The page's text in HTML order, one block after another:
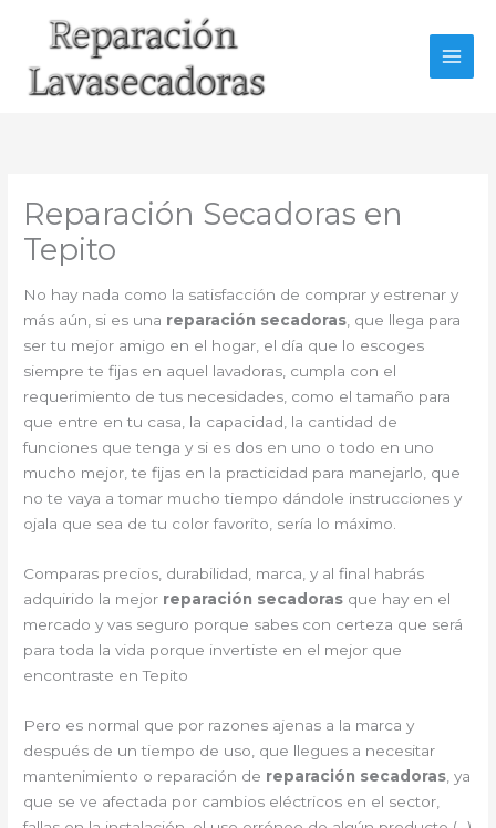
Reparación Secadoras en
Tepito
No hay nada como la satisfacción de comprar y estrenar y
más aún, si es una reparación secadoras, que llega para
ser tu mejor amigo en el hogar, el día que lo escoges
siempre te fijas en aquel lavadoras, cumpla con el
requerimiento de tus necesidades, como el tamaño para
que entre en tu casa, la capacidad, la cantidad de
funciones que tenga y si es dos en uno o todo en uno
mucho mejor, te fijas en la practicidad para manejarlo, que
no te vaya a tomar mucho tiempo dándole instrucciones y
ojala que sea de tu color favorito, sería lo máximo.
Comparas precios, durabilidad, marca, y al final habrás
adquirido la mejor reparación secadoras que hay en el
mercado y vas seguro porque sabes con certeza que será
para toda la vida porque invertiste en el mejor que
encontraste en Tepito
Pero es normal que por razones ajenas a la marca y
después de un tiempo de uso, que llegues a necesitar
mantenimiento o reparación de reparación secadoras , ya
que se ve afectada por cambios eléctricos en el sector,